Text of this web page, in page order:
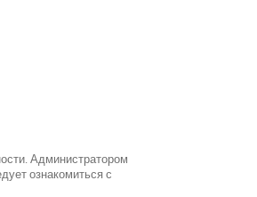
Администратором
ознакомиться с